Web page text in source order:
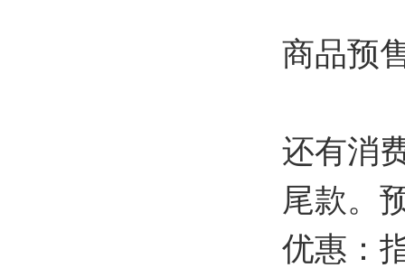
商品预
还有消
尾款。
优惠：